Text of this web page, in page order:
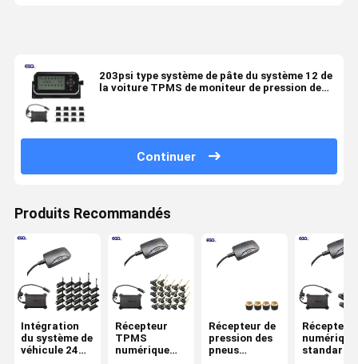
203psi type système de pâte du système 12 de
la voiture TPMS de moniteur de pression de
Continuer
Produits Recommandés
Intégration
du système de
véhicule 24
Récepteur
TPMS
numérique
Récepteur de
pression des
pneus
Récepteur
numérique
standard